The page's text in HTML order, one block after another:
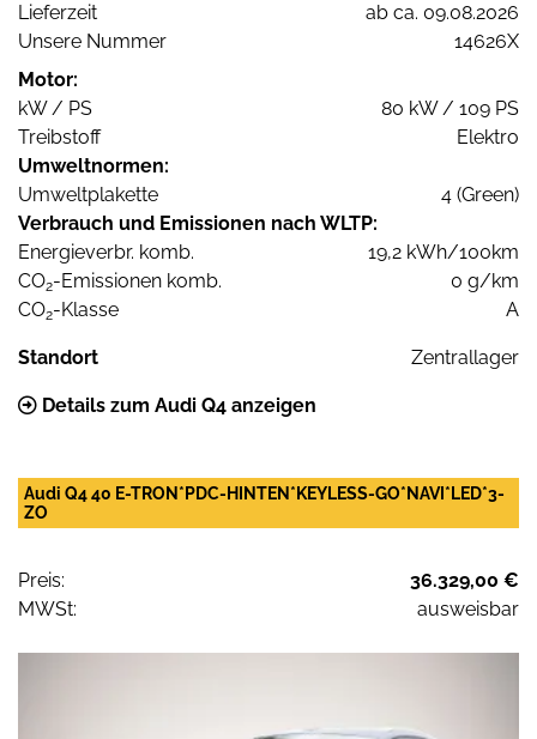
Lieferzeit
ab ca. 09.08.2026
Unsere Nummer
14626X
Motor:
kW / PS
80 kW / 109 PS
Treibstoff
Elektro
Umweltnormen:
Umweltplakette
4 (Green)
Verbrauch und Emissionen nach WLTP:
Energieverbr. komb.
19,2 kWh/100km
CO2-Emissionen komb.
0 g/km
CO2-Klasse A
Standort Zentrallager
Details zum Audi Q4 anzeigen
Audi Q4 40 E-TRON*PDC-HINTEN*KEYLESS-GO*NAVI*LED*3-
ZO
Preis:
36.329,00 €
MWSt:
ausweisbar